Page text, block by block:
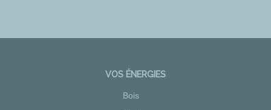
VOS ÉNERGIES
Bois